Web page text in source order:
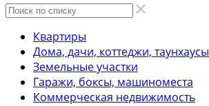
Квартиры
Дома, дачи, коттеджи, таунхаусы
Земельные участки
Гаражи, боксы, машиноместа
Коммерческая недвижимость